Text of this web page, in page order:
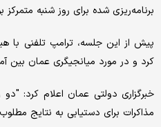
برنامه‌ریزی شده برای روز شنبه متمرکز
پیش از این جلسه، ترامپ تلفنی
کرد و در مورد میانجیگری عمان بین
خبرگزاری دولتی عمان اعلام کرد:
مذاکرات برای دستیابی به نتایج